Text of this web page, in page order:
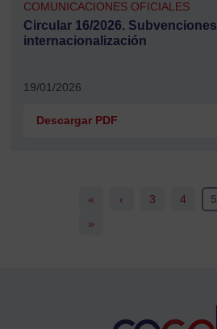
COMUNICACIONES OFICIALES
Circular 16/2026. Subvenciones
internacionalización
19/01/2026
Descargar PDF
« ‹ 3 4 5
»